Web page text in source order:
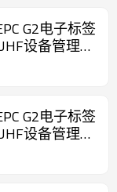
G2电子标签
设备管理标
G2电子标签
设备管理标